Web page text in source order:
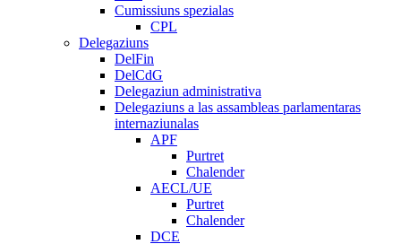
Cumissiuns spezialas
CPL
Delegaziuns
DelFin
DelCdG
Delegaziun administrativa
Delegaziuns a las assambleas parlamentaras
internaziunalas
APF
Purtret
Chalender
AECL/UE
Purtret
Chalender
DCE